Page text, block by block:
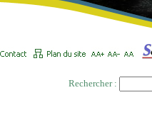
Rechercher :